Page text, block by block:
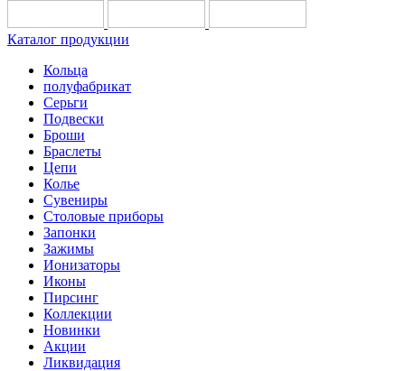
Каталог продукции
Кольца
полуфабрикат
Серьги
Подвески
Броши
Браслеты
Цепи
Колье
Сувениры
Столовые приборы
Запонки
Зажимы
Ионизаторы
Иконы
Пирсинг
Коллекции
Новинки
Акции
Ликвидация